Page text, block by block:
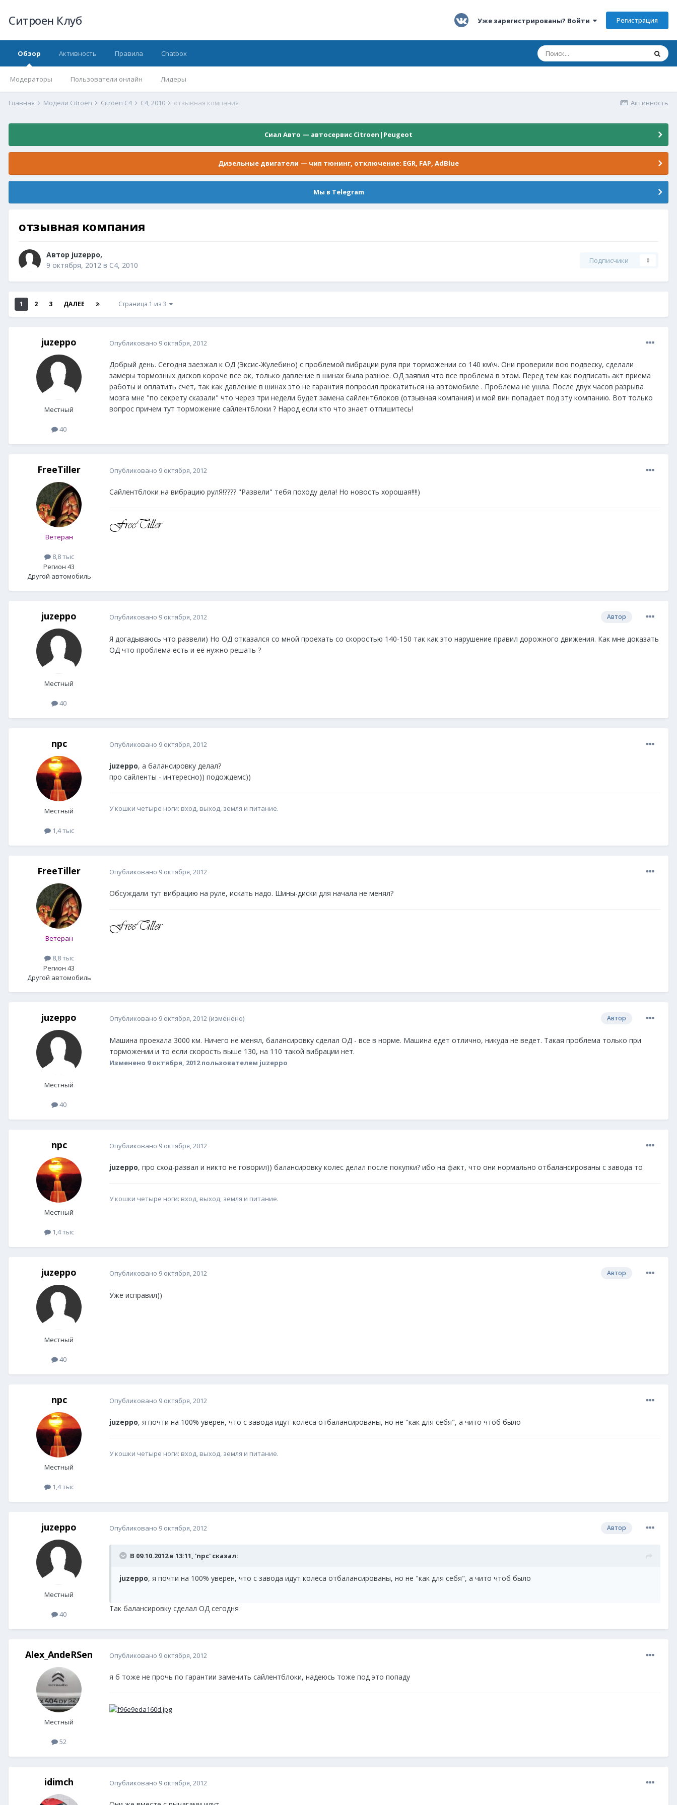
Ситроен Клуб Уже зарегистрированы? Войти Регистрация
Обзор
Модераторы Пользователи онлайн Лидеры
Активность Правила Chatbox
Активность
Главная Модели Citroen Citroen C4 C4, 2010 отзывная компания
Сиал Авто — автосервис Citroen|Peugeot
Дизельные двигатели — чип тюнинг, отключение: EGR, FAP, AdBlue
Мы в Telegram
отзывная компания
Автор juzeppo,
9 октября, 2012 в C4, 2010 Подписчики 0
1 2 3 ДАЛЕЕ Страница 1 из 3
juzeppo
Местный
40
Опубликовано 9 октября, 2012
Добрый день. Сегодня заезжал к ОД (Эксис-Жулебино) с проблемой вибрации руля при торможении со 140 км\ч. Они проверили всю подвеску, сделали
замеры тормозных дисков короче все ок, только давление в шинах была разное. ОД заявил что все проблема в этом. Перед тем как подписать акт приема
работы и оплатить счет, так как давление в шинах это не гарантия попросил прокатиться на автомобиле . Проблема не ушла. После двух часов разрыва
мозга мне "по секрету сказали" что через три недели будет замена сайлентблоков (отзывная компания) и мой вин попадает под эту компанию. Вот только
вопрос причем тут торможение сайлентблоки ? Народ если кто что знает отпишитесь!
FreeTiller
Ветеран
8,8 тыс
Регион 43
Другой автомобиль
Опубликовано 9 октября, 2012
Сайлентблоки на вибрацию рулЯ!???? "Развели" тебя походу дела! Но новость хорошая!!!!)
juzeppo
Местный
40
Автор
Опубликовано 9 октября, 2012
Я догадываюсь что развели) Но ОД отказался со мной проехать со скоростью 140-150 так как это нарушение правил дорожного движения. Как мне доказать
ОД что проблема есть и её нужно решать ?
npc
Местный
1,4 тыс
Опубликовано 9 октября, 2012
juzeppo, а балансировку делал?
про сайленты - интересно)) подождемс))
У кошки четыре ноги: вход, выход, земля и питание.
FreeTiller
Ветеран
8,8 тыс
Регион 43
Другой автомобиль
Опубликовано 9 октября, 2012
Обсуждали тут вибрацию на руле, искать надо. Шины-диски для начала не менял?
juzeppo
Местный
40
Автор
Опубликовано 9 октября, 2012 (изменено)
Машина проехала 3000 км. Ничего не менял, балансировку сделал ОД - все в норме. Машина едет отлично, никуда не ведет. Такая проблема только при
торможении и то если скорость выше 130, на 110 такой вибрации нет.
Изменено 9 октября, 2012пользователем juzeppo
npc
Местный
1,4 тыс
Опубликовано 9 октября, 2012
juzeppo, про сход-развал и никто не говорил)) балансировку колес делал после покупки? ибо на факт, что они нормально отбалансированы с завода то
У кошки четыре ноги: вход, выход, земля и питание.
juzeppo
Местный
40
Автор
Опубликовано 9 октября, 2012
Уже исправил))
npc
Местный
1,4 тыс
Опубликовано 9 октября, 2012
juzeppo, я почти на 100% уверен, что с завода идут колеса отбалансированы, но не "как для себя", а чито чтоб было
У кошки четыре ноги: вход, выход, земля и питание.
juzeppo
Местный
40
Автор
Опубликовано 9 октября, 2012
В 09.10.2012 в 13:11, 'npc' сказал:
juzeppo, я почти на 100% уверен, что с завода идут колеса отбалансированы, но не "как для себя", а чито чтоб было
Так балансировку сделал ОД сегодня
Alex_AndeRSen
Местный
52
Опубликовано 9 октября, 2012
я б тоже не прочь по гарантии заменить сайлентблоки, надеюсь тоже под это попаду
idimch Опубликовано 9 октября, 2012